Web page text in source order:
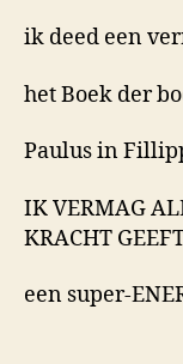
ik deed een
het Boek der
Paulus in
IK VERMAG
KRACHT
een super-